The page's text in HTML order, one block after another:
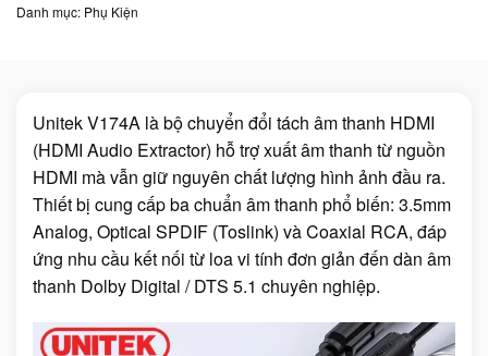
Danh mục: Phụ Kiện
Unitek V174A là bộ chuyển đổi tách âm thanh HDMI
(HDMI Audio Extractor) hỗ trợ xuất âm thanh từ nguồn
HDMI mà vẫn giữ nguyên chất lượng hình ảnh đầu ra.
Thiết bị cung cấp ba chuẩn âm thanh phổ biến: 3.5mm
Analog, Optical SPDIF (Toslink) và Coaxial RCA, đáp
ứng nhu cầu kết nối từ loa vi tính đơn giản đến dàn âm
thanh Dolby Digital / DTS 5.1 chuyên nghiệp.